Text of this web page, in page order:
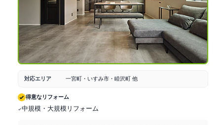
対応エリア 一宮町・いすみ市・睦沢町 他
得意なリフォーム
中規模・大規模リフォーム